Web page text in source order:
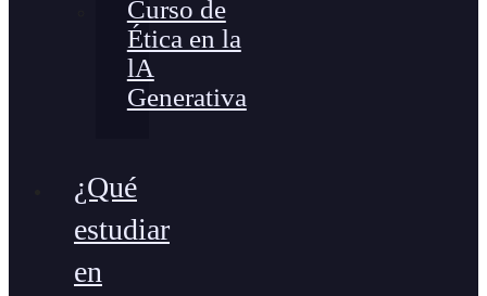
Curso de
Ética en la
lA
Generativa
¿Qué
estudiar
en